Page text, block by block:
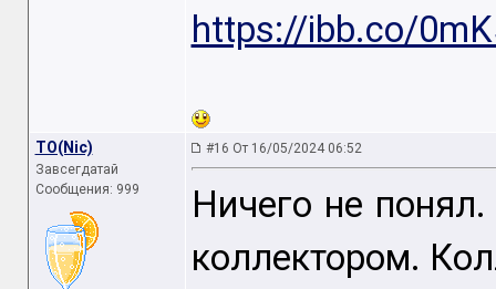
https://ibb.co/
TO(Nic)
Завсегдатай
Сообщения: 999
#16 От 16/05/2024 06:52
Ничего не
коллектором.